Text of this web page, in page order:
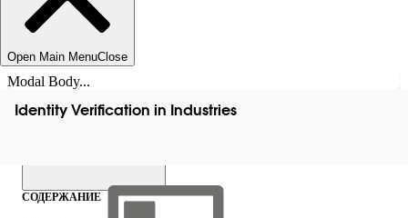
Open Main MenuClose
Modal Body...
Identity Verification in Industries
СОДЕРЖАНИЕ